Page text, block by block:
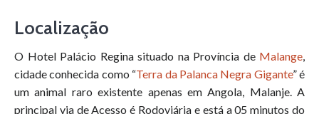
Localização
O Hotel Palácio Regina situado na Província de Malange
cidade conhecida como “Terra da Palanca Negra Gigante” é
um animal raro existente apenas em Angola, Malanje. A
principal via de Acesso é Rodoviária e está a 05 minutos do